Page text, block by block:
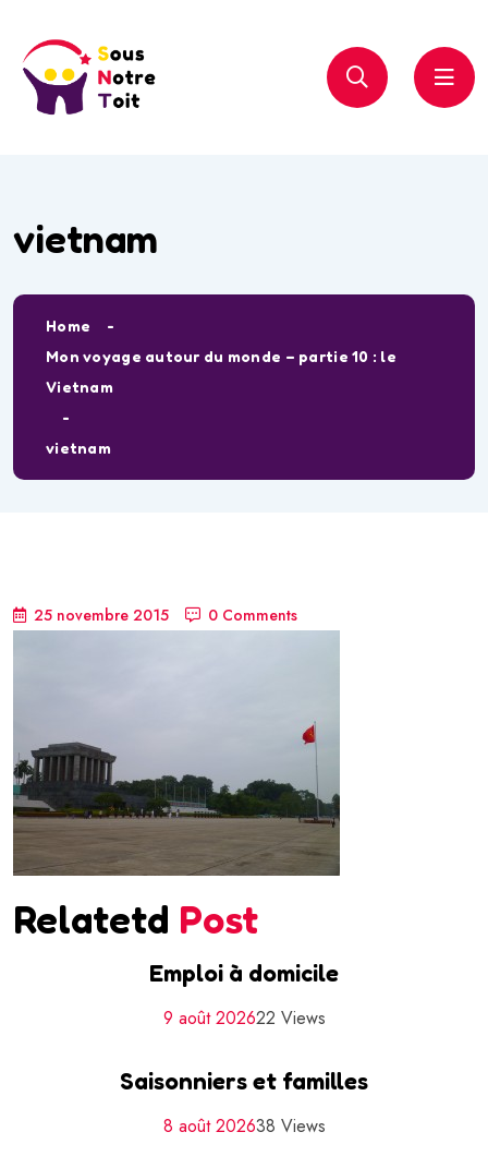
vietnam
Home
Mon voyage autour du monde – partie 10 : le
Vietnam
vietnam
25 novembre 2015 0 Comments
Relatetd Post
Emploi à domicile
9 août 202622 Views
Saisonniers et familles
8 août 202638 Views